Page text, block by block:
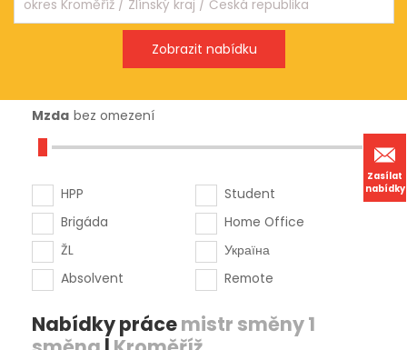
Zasílat
nabídky
Mzda bez omezení
HPP
Brigáda
ŽL
Absolvent
Student
Home Office
Україна
Remote
Nabídky prácemistr směny 1